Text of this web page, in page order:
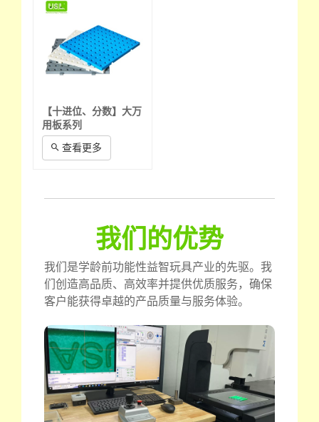
【十进位、分数】大万
用板系列
查看更多
我们的优势
我们是学龄前功能性益智玩具产业的先驱。我
们创造高品质、高效率并提供优质服务，确保
客户能获得卓越的产品质量与服务体验。